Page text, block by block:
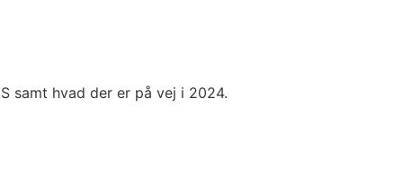
samt hvad der er på vej i 2024.